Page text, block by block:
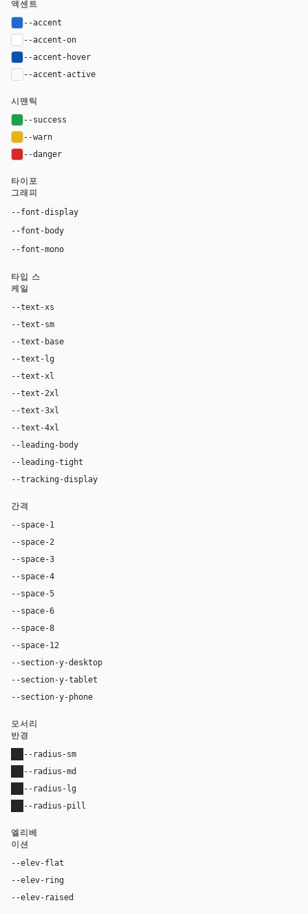
액센트
--accent
--accent-on
--accent-hover
--accent-active
시맨틱
--success
--warn
--danger
타이포
그래피
--font-display
--font-body
--font-mono
타입 스
케일
--text-xs
--text-sm
--text-base
--text-lg
--text-xl
--text-2xl
--text-3xl
--text-4xl
--leading-body
--leading-tight
--tracking-display
간격
--space-1
--space-2
--space-3
--space-4
--space-5
--space-6
--space-8
--space-12
--section-y-desktop
--section-y-tablet
--section-y-phone
모서리
반경
--radius-sm
--radius-md
--radius-lg
--radius-pill
엘리베
이션
--elev-flat
--elev-ring
--elev-raised